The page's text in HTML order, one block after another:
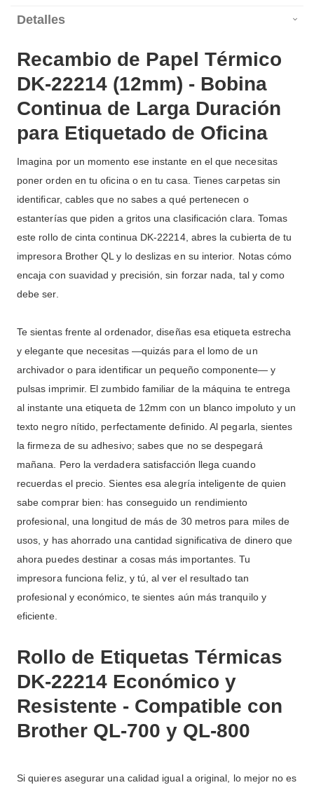
Detalles
Recambio de Papel Térmico
DK-22214 (12mm) - Bobina
Continua de Larga Duración
para Etiquetado de Oficina
Imagina por un momento ese instante en el que necesitas
poner orden en tu oficina o en tu casa. Tienes carpetas sin
identificar, cables que no sabes a qué pertenecen o
estanterías que piden a gritos una clasificación clara. Tomas
este rollo de cinta continua DK-22214, abres la cubierta de tu
impresora Brother QL y lo deslizas en su interior. Notas cómo
encaja con suavidad y precisión, sin forzar nada, tal y como
debe ser.
Te sientas frente al ordenador, diseñas esa etiqueta estrecha
y elegante que necesitas —quizás para el lomo de un
archivador o para identificar un pequeño componente— y
pulsas imprimir. El zumbido familiar de la máquina te entrega
al instante una etiqueta de 12mm con un blanco impoluto y un
texto negro nítido, perfectamente definido. Al pegarla, sientes
la firmeza de su adhesivo; sabes que no se despegará
mañana. Pero la verdadera satisfacción llega cuando
recuerdas el precio. Sientes esa alegría inteligente de quien
sabe comprar bien: has conseguido un rendimiento
profesional, una longitud de más de 30 metros para miles de
usos, y has ahorrado una cantidad significativa de dinero que
ahora puedes destinar a cosas más importantes. Tu
impresora funciona feliz, y tú, al ver el resultado tan
profesional y económico, te sientes aún más tranquilo y
eficiente.
Rollo de Etiquetas Térmicas
DK-22214 Económico y
Resistente - Compatible con
Brother QL-700 y QL-800
Si quieres asegurar una calidad igual a original, lo mejor no es